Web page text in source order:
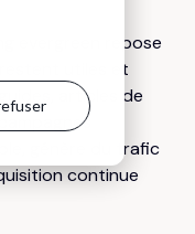
evergreen repose
utiles et
articles de
génère du trafic
continue